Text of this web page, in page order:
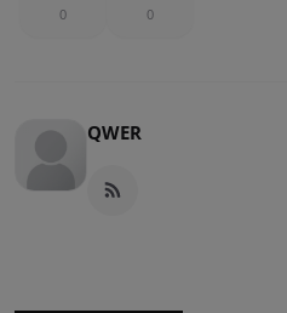
0 0
QWER